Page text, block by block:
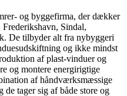
og byggefirma, der dækker
Sindal,
De tilbyder alt fra nybyggeri
og ikke mindst
af plast-vinduer og
og montere energirigtige
af håndværksmæssige
tager sig af både store og